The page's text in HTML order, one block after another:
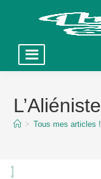
contentL’Aliéniste
> Tous mes articles !